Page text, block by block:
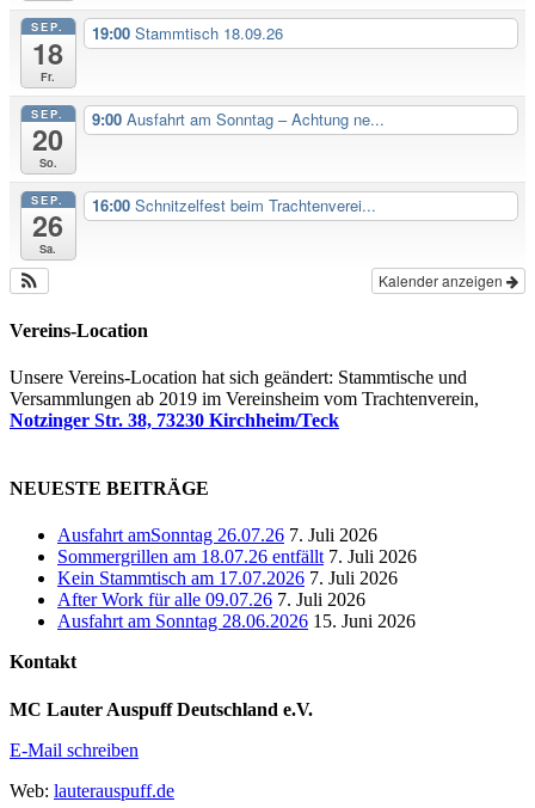
SEP.
18
Fr.
19:00 Stammtisch 18.09.26
SEP.
20
So.
9:00 Ausfahrt am Sonntag – Achtung ne...
SEP.
26
Sa.
16:00 Schnitzelfest beim Trachtenverei...
Kalender anzeigen
Vereins-Location
Unsere Vereins-Location hat sich geändert: Stammtische und
Versammlungen ab 2019 im Vereinsheim vom Trachtenverein,
Notzinger Str. 38, 73230 Kirchheim/Teck
NEUESTE BEITRÄGE
Ausfahrt amSonntag 26.07.26 7. Juli 2026
Sommergrillen am 18.07.26 entfällt 7. Juli 2026
Kein Stammtisch am 17.07.2026 7. Juli 2026
After Work für alle 09.07.26 7. Juli 2026
Ausfahrt am Sonntag 28.06.2026 15. Juni 2026
Kontakt
MC Lauter Auspuff Deutschland e.V.
E-Mail schreiben
Web: lauterauspuff.de